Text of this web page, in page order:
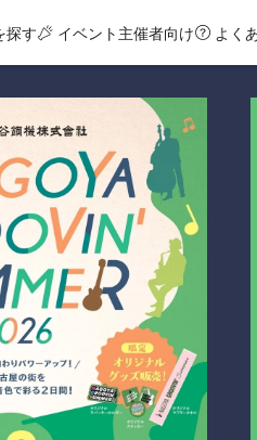
探す イベント主催者向け よく